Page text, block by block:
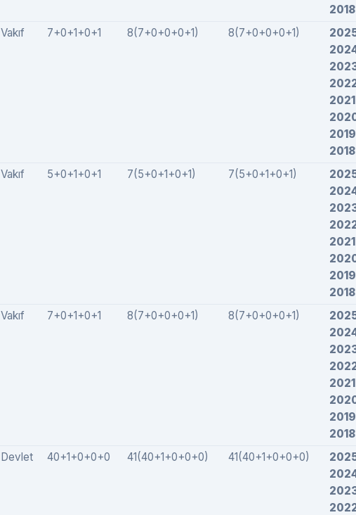
2018
Vakıf 7+0+1+0+1 8(7+0+0+0+1) 8(7+0+0+0+1)
2021
2019
2018
Vakıf 5+0+1+0+1 7(5+0+1+0+1) 7(5+0+1+0+1)
2021
2019
2018
Vakıf 7+0+1+0+1 8(7+0+0+0+1) 8(7+0+0+0+1)
2021
2019
2018
Devlet 40+1+0+0+0 41(40+1+0+0+0) 41(40+1+0+0+0)